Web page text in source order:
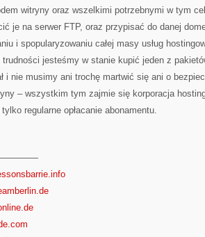
witryny oraz wszelkimi potrzebnymi w tym
je na serwer FTP, oraz przypisać do danej
i spopularyzowaniu całej masy usług
jesteśmy w stanie kupić jeden z
i nie musimy ani trochę martwić się ani o
– wszystkim tym zajmie się korporacja
regularne opłacanie abonamentu.